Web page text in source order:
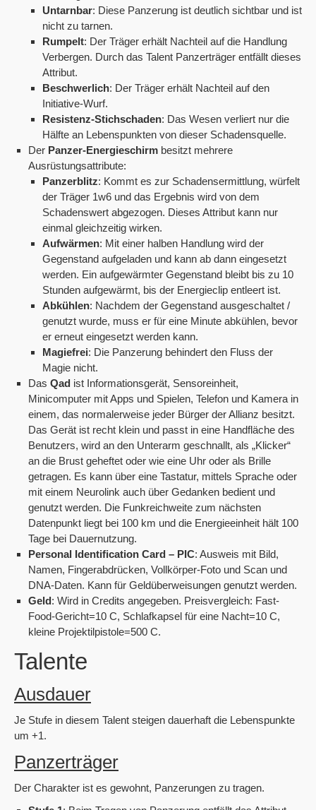
Untarnbar: Diese Panzerung ist deutlich sichtbar und ist
nicht zu tarnen.
Rumpelt: Der Träger erhält Nachteil auf die Handlung
Verbergen. Durch das Talent Panzerträger entfällt dieses
Attribut.
Beschwerlich: Der Träger erhält Nachteil auf den
Initiative-Wurf.
Resistenz-Stichschaden: Das Wesen verliert nur die
Hälfte an Lebenspunkten von dieser Schadensquelle.
Der Panzer-Energieschirm besitzt mehrere
Ausrüstungsattribute:
Panzerblitz: Kommt es zur Schadensermittlung, würfelt
der Träger 1w6 und das Ergebnis wird von dem
Schadenswert abgezogen. Dieses Attribut kann nur
einmal gleichzeitig wirken.
Aufwärmen: Mit einer halben Handlung wird der
Gegenstand aufgeladen und kann ab dann eingesetzt
werden. Ein aufgewärmter Gegenstand bleibt bis zu 10
Stunden aufgewärmt, bis der Energieclip entleert ist.
Abkühlen: Nachdem der Gegenstand ausgeschaltet /
genutzt wurde, muss er für eine Minute abkühlen, bevor
er erneut eingesetzt werden kann.
Magiefrei: Die Panzerung behindert den Fluss der
Magie nicht.
Das Qad ist Informationsgerät, Sensoreinheit,
Minicomputer mit Apps und Spielen, Telefon und Kamera in
einem, das normalerweise jeder Bürger der Allianz besitzt.
Das Gerät ist recht klein und passt in eine Handfläche des
Benutzers, wird an den Unterarm geschnallt, als „Klicker“
an die Brust geheftet oder wie eine Uhr oder als Brille
getragen. Es kann über eine Tastatur, mittels Sprache oder
mit einem Neurolink auch über Gedanken bedient und
genutzt werden. Die Funkreichweite zum nächsten
Datenpunkt liegt bei 100 km und die Energieeinheit hält 100
Tage bei Dauernutzung.
Personal Identification Card – PIC: Ausweis mit Bild,
Namen, Fingerabdrücken, Vollkörper-Foto und Scan und
DNA-Daten. Kann für Geldüberweisungen genutzt werden.
Geld: Wird in Credits angegeben. Preisvergleich: Fast-
Food-Gericht=10 C, Schlafkapsel für eine Nacht=10 C,
kleine Projektilpistole=500 C.
Talente
Ausdauer
Je Stufe in diesem Talent steigen dauerhaft die Lebenspunkte
um +1.
Panzerträger
Der Charakter ist es gewohnt, Panzerungen zu tragen.